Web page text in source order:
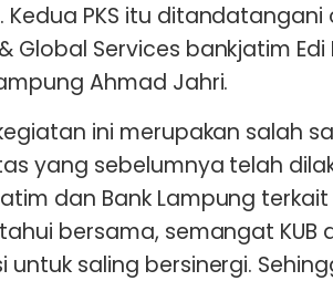
Kedua PKS itu ditandatangani
Global Services bankjatim
Ahmad Jahri.
ini merupakan salah
yang sebelumnya telah
dan Bank Lampung
bersama, semangat KUB
saling bersinergi.